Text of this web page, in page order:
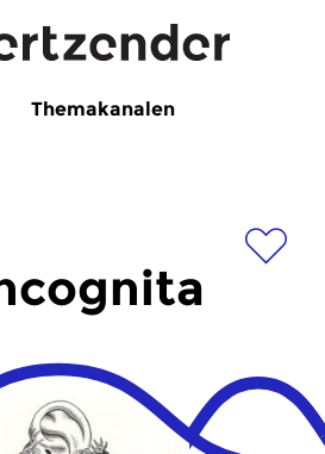
Themakanalen